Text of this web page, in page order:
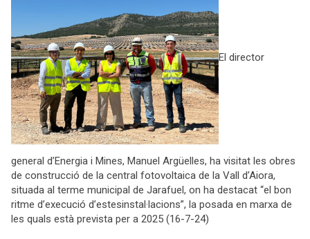
El director
general d’Energia i Mines, Manuel Argüelles, ha visitat les obres
de construcció de la central fotovoltaica de la Vall d’Aiora,
situada al terme municipal de Jarafuel, on ha destacat “el bon
ritme d’execució d’estesinstal·lacions”, la posada en marxa de
les quals està prevista per a 2025 (16-7-24)